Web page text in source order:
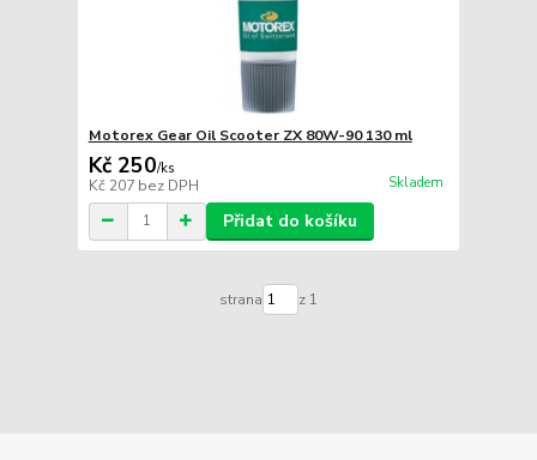
Motorex Gear Oil Scooter ZX 80W-90 130 ml
Kč 250/ks
Kč 207 bez DPH Skladem
Přidat do košíku
strana z 1